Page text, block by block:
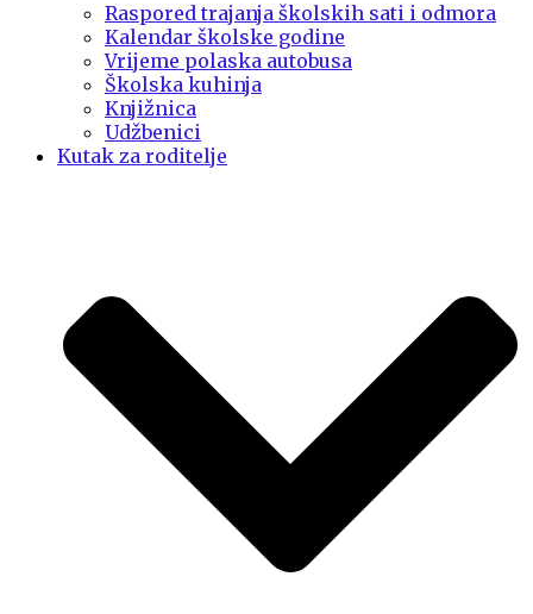
Raspored trajanja školskih sati i odmora
Kalendar školske godine
Vrijeme polaska autobusa
Školska kuhinja
Knjižnica
Udžbenici
Kutak za roditelje